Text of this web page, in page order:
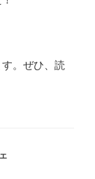
。ぜひ、読